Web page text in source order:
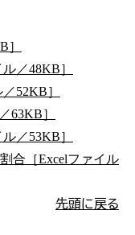
］
／48KB］
52KB］
63KB］
／53KB］
合［Excelファイル
先頭に戻る